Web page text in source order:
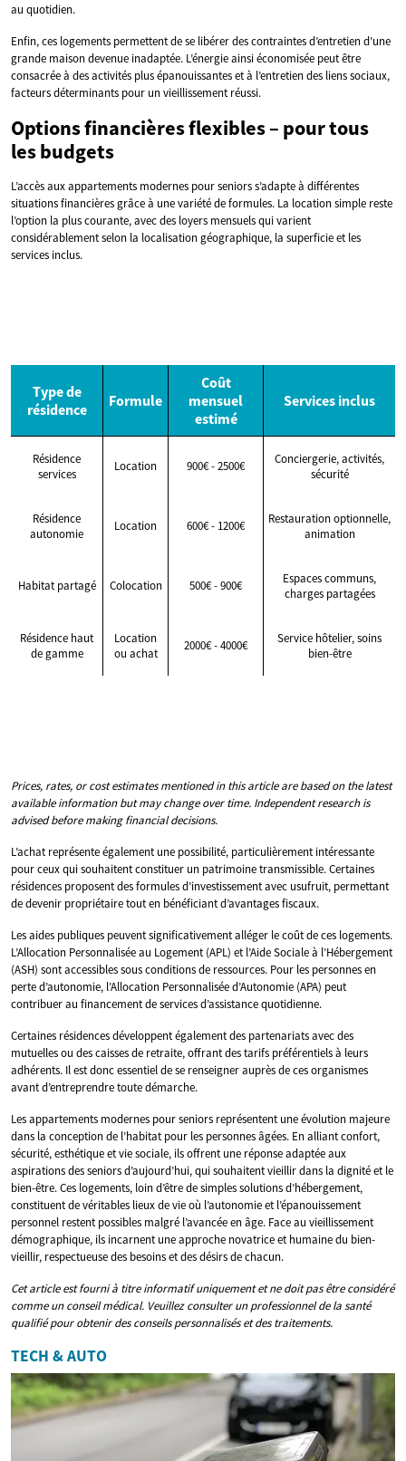
au quotidien.
Enfin, ces logements permettent de se libérer des contraintes d’entretien d’une
grande maison devenue inadaptée. L’énergie ainsi économisée peut être
consacrée à des activités plus épanouissantes et à l’entretien des liens sociaux,
facteurs déterminants pour un vieillissement réussi.
Options financières flexibles – pour tous
les budgets
L’accès aux appartements modernes pour seniors s’adapte à différentes
situations financières grâce à une variété de formules. La location simple reste
l’option la plus courante, avec des loyers mensuels qui varient
considérablement selon la localisation géographique, la superficie et les
services inclus.
Type de
résidence
Formule
Coût
mensuel
estimé
Services inclus
Résidence
services
Location 900€ - 2500€
Conciergerie, activités,
sécurité
Résidence
autonomie
Location 600€ - 1200€
Restauration optionnelle,
animation
Habitat partagé Colocation 500€ - 900€
Espaces communs,
charges partagées
Résidence haut
de gamme
Location
ou achat
2000€ - 4000€
Service hôtelier, soins
bien-être
Prices, rates, or cost estimates mentioned in this article are based on the latest
available information but may change over time. Independent research is
advised before making financial decisions.
L’achat représente également une possibilité, particulièrement intéressante
pour ceux qui souhaitent constituer un patrimoine transmissible. Certaines
résidences proposent des formules d’investissement avec usufruit, permettant
de devenir propriétaire tout en bénéficiant d’avantages fiscaux.
Les aides publiques peuvent significativement alléger le coût de ces logements.
L’Allocation Personnalisée au Logement (APL) et l’Aide Sociale à l’Hébergement
(ASH) sont accessibles sous conditions de ressources. Pour les personnes en
perte d’autonomie, l’Allocation Personnalisée d’Autonomie (APA) peut
contribuer au financement de services d’assistance quotidienne.
Certaines résidences développent également des partenariats avec des
mutuelles ou des caisses de retraite, offrant des tarifs préférentiels à leurs
adhérents. Il est donc essentiel de se renseigner auprès de ces organismes
avant d’entreprendre toute démarche.
Les appartements modernes pour seniors représentent une évolution majeure
dans la conception de l’habitat pour les personnes âgées. En alliant confort,
sécurité, esthétique et vie sociale, ils offrent une réponse adaptée aux
aspirations des seniors d’aujourd’hui, qui souhaitent vieillir dans la dignité et le
bien-être. Ces logements, loin d’être de simples solutions d’hébergement,
constituent de véritables lieux de vie où l’autonomie et l’épanouissement
personnel restent possibles malgré l’avancée en âge. Face au vieillissement
démographique, ils incarnent une approche novatrice et humaine du bien-
vieillir, respectueuse des besoins et des désirs de chacun.
Cet article est fourni à titre informatif uniquement et ne doit pas être considéré
comme un conseil médical. Veuillez consulter un professionnel de la santé
qualifié pour obtenir des conseils personnalisés et des traitements.
TECH & AUTO